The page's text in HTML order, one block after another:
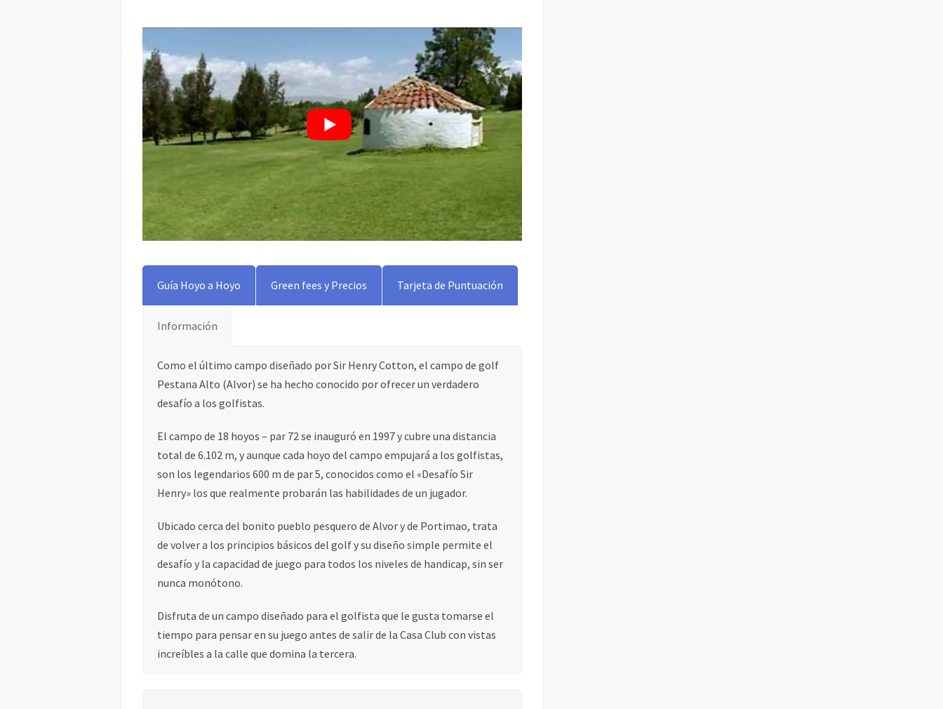
Guía Hoyo a Hoyo Green fees y Precios Tarjeta de Puntuación
Información
Como el último campo diseñado por Sir Henry Cotton, el campo de golf
Pestana Alto (Alvor) se ha hecho conocido por ofrecer un verdadero
desafío a los golfistas.
El campo de 18 hoyos – par 72 se inauguró en 1997 y cubre una distancia
total de 6.102 m, y aunque cada hoyo del campo empujará a los golfistas,
son los legendarios 600 m de par 5, conocidos como el «Desafío Sir
Henry» los que realmente probarán las habilidades de un jugador.
Ubicado cerca del bonito pueblo pesquero de Alvor y de Portimao, trata
de volver a los principios básicos del golf y su diseño simple permite el
desafío y la capacidad de juego para todos los niveles de handicap, sin ser
nunca monótono.
Disfruta de un campo diseñado para el golfista que le gusta tomarse el
tiempo para pensar en su juego antes de salir de la Casa Club con vistas
increíbles a la calle que domina la tercera.